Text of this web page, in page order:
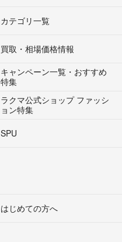
カテゴリ一覧
買取・相場価格情報
キャンペーン一覧・おすすめ
特集
ラクマ公式ショップ ファッシ
ョン特集
SPU
はじめての方へ